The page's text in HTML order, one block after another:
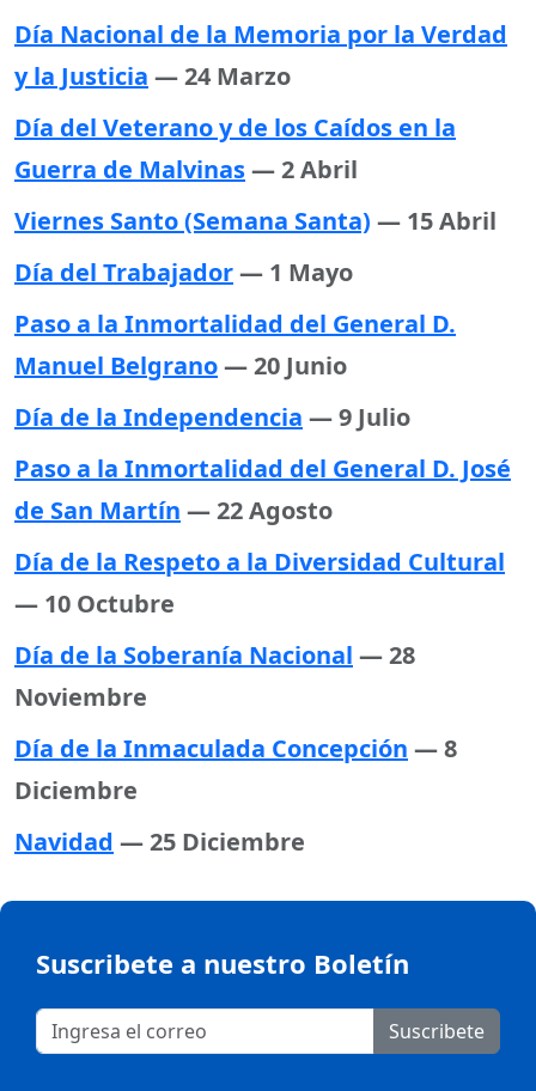
Día Nacional de la Memoria por la Verdad
y la Justicia — 24 Marzo
Día del Veterano y de los Caídos en la
Guerra de Malvinas— 2 Abril
Viernes Santo (Semana Santa) — 15 Abril
Día del Trabajador— 1 Mayo
Paso a la Inmortalidad del General D.
Manuel Belgrano— 20 Junio
Día de la Independencia — 9 Julio
Paso a la Inmortalidad del General D. José
de San Martín — 22 Agosto
Día de la Respeto a la Diversidad Cultural
— 10 Octubre
Día de la Soberanía Nacional — 28
Noviembre
Día de la Inmaculada Concepción — 8
Diciembre
Navidad — 25 Diciembre
Suscribete a nuestro Boletín
Suscribete